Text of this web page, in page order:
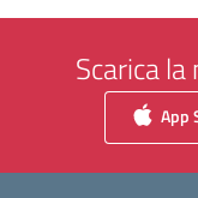
Scarica
App